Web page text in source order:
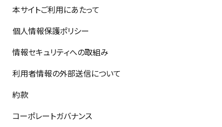
本サイトご利用にあたって
個人情報保護ポリシー
情報セキュリティへの取組み
利用者情報の外部送信について
約款
コーポレートガバナンス